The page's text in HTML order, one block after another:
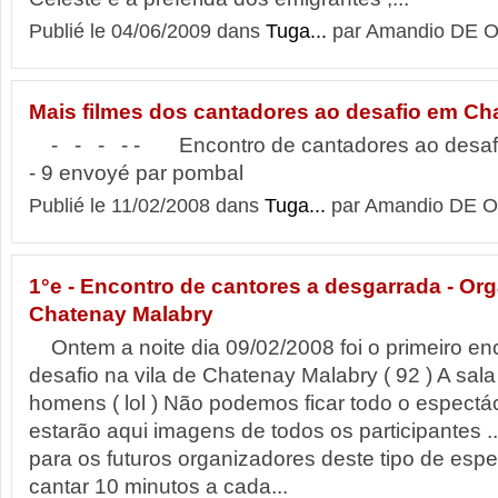
Publié le 04/06/2009 dans Tuga... par Amandio DE
Mais filmes dos cantadores ao desafio em
- - - - - Encontro de cantadores ao
- 9 envoyé par pombal
Publié le 11/02/2008 dans Tuga... par Amandio DE
1°e - Encontro de cantores a desgarrada -
Chatenay Malabry
Ontem a noite dia 09/02/2008 foi o primeiro
desafio na vila de Chatenay Malabry ( 92 ) A
homens ( lol ) Não podemos ficar todo o
estarão aqui imagens de todos os participantes
para os futuros organizadores deste tipo de
cantar 10 minutos a cada...